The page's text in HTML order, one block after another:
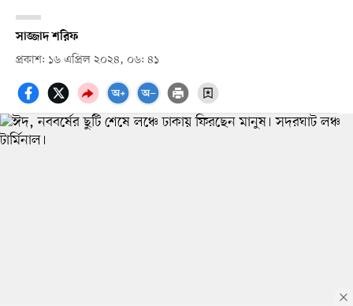
সাজ্জাদ শরিফ
প্রকাশ: ১৬ এপ্রিল ২০২৪, ০৬: ৪১